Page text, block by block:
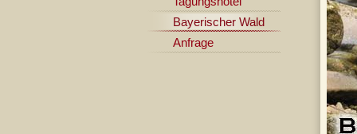
Bayerischer Wald
Anfrage